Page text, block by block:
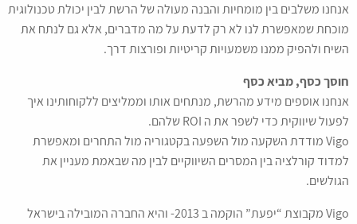
אנחנו משלבים בין מומחיות והבנה מעולה של הרשת לבין יכולת טכנולוגית
מוכחת שמאפשרת לנו לא רק לדעת על מה מדברים, אלא גם לנתח את
השיח ולהפיק ממנו משמעויות קריטיות ופורצות דרך.
חוסך כסף, מביא כסף
אנחנו אוספים מידע מהרשת, מנתחים אותו וממליצים ללקוחותינו איך
לפעול שיווקית כדי לשפר את ה ROI שלהם.
Vigo מודדת השקעה מול השפעה בקטגוריה מול התחרים ומאפשרת
למדוד קורלציה בין המסרים השיווקיים לבין מה שבאמת מעניין את
הגולשים.
Vigo מקבוצת “יפעת” הוקמה ב 2013- והיא החברה המובילה בישראל